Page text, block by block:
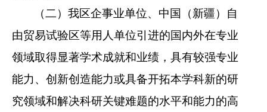
（二）我区企事业单位、中国（新疆）自
由贸易试验区等用人单位引进的国内外在专业
领域取得显著学术成就和业绩，具有较强专业
能力、创新创造能力或具备开拓本学科新的研
究领域和解决科研关键难题的水平和能力的高